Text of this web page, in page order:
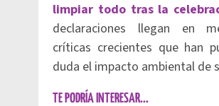
limpiar todo tras la
declaraciones llegan en
críticas crecientes que han
duda el impacto ambiental de
TE PODRÍA INTERESAR...